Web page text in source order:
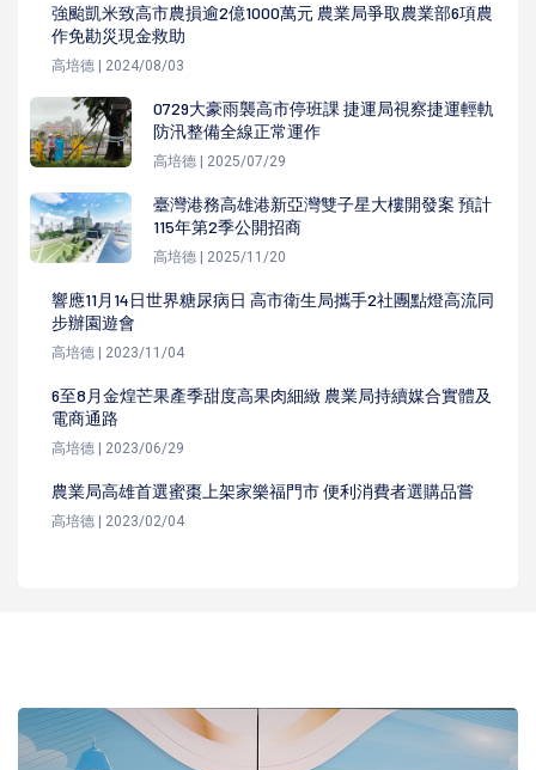
強颱凱米致高市農損逾2億1000萬元 農業局爭取農業部6項農
作免勘災現金救助
高培德 | 2024/08/03
0729大豪雨襲高市停班課 捷運局視察捷運輕軌
防汛整備全線正常運作
高培德 | 2025/07/29
臺灣港務高雄港新亞灣雙子星大樓開發案 預計
115年第2季公開招商
高培德 | 2025/11/20
響應11月14日世界糖尿病日 高市衛生局攜手2社團點燈高流同
步辦園遊會
高培德 | 2023/11/04
6至8月金煌芒果產季甜度高果肉細緻 農業局持續媒合實體及
電商通路
高培德 | 2023/06/29
農業局高雄首選蜜棗上架家樂福門市 便利消費者選購品嘗
高培德 | 2023/02/04